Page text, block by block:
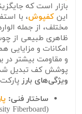
بازار است که
این کفپوش، با
مختلف، از جمله
ظاهری طبیعی از
امکانات و
و مقاومت بیشتر در
پوشش کف تبدیل
ویژگی‌های بارز
ساختار فنی: